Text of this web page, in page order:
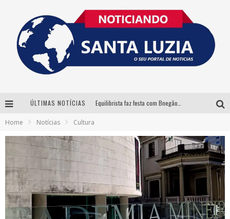
ÚLTIMAS NOTÍCIAS
Santa Luzia encerra Semana de Conscientização do Autismo com atividades abertas ao público
“Cê Tá Doido Festival” confirma o Mineirão como palco da festa
Home Notícias Cultura